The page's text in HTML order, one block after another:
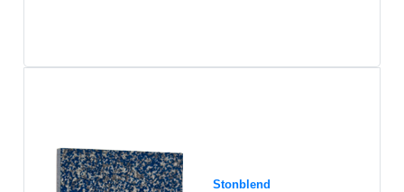
Stonblend